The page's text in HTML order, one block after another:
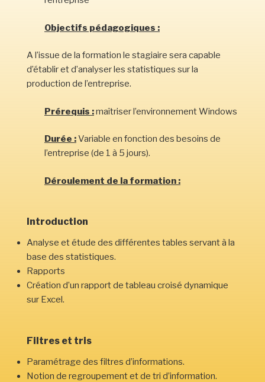
Objectifs pédagogiques :
A l’issue de la formation le stagiaire sera capable
d’établir et d’analyser les statistiques sur la
production de l’entreprise.
Prérequis :maîtriser l’environnement Windows
Durée :Variable en fonction des besoins de
l’entreprise (de 1 à 5 jours).
Déroulement de la formation :
Introduction
Analyse et étude des différentes tables servant à la
base des statistiques.
Rapports
Création d’un rapport de tableau croisé dynamique
sur Excel.
Filtres et tris
Paramétrage des filtres d’informations.
Notion de regroupement et de tri d’information.